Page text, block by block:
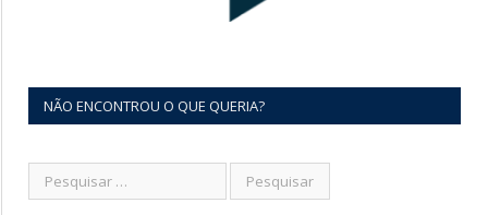
NÃO ENCONTROU O QUE QUERIA?